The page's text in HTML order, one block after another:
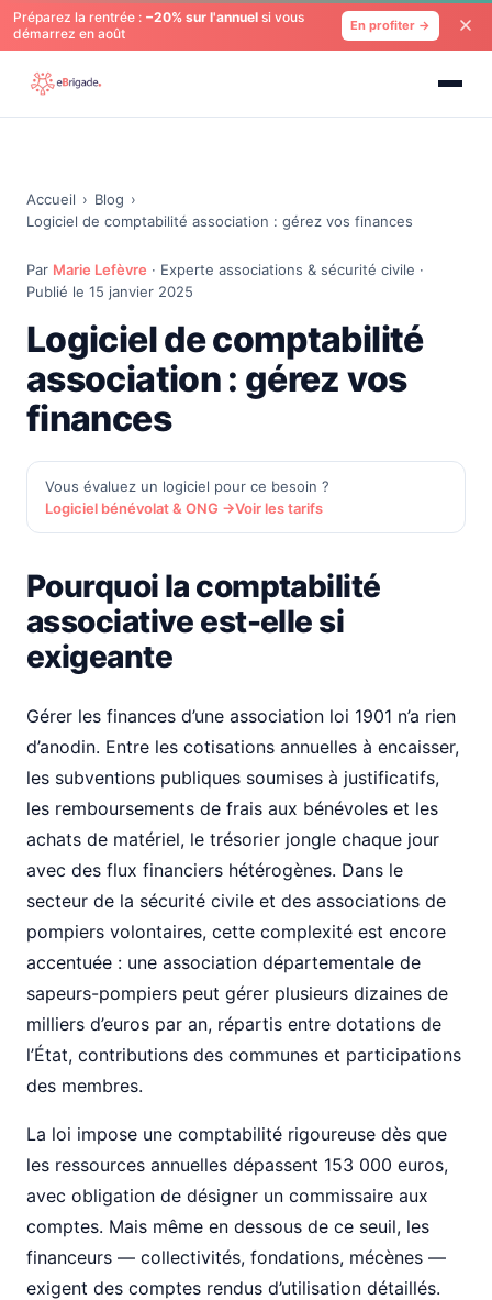
Préparez la rentrée : −20% sur l'annuel si vous
démarrez en août
En profiter →
Accueil › Blog ›
Logiciel de comptabilité association : gérez vos finances
Par Marie Lefèvre · Experte associations & sécurité civile ·
Publié le 15 janvier 2025
Logiciel de comptabilité
association : gérez vos
finances
Vous évaluez un logiciel pour ce besoin ?
Logiciel bénévolat & ONG →Voir les tarifs
Pourquoi la comptabilité
associative est-elle si
exigeante
Gérer les finances d’une association loi 1901 n’a rien
d’anodin. Entre les cotisations annuelles à encaisser,
les subventions publiques soumises à justificatifs,
les remboursements de frais aux bénévoles et les
achats de matériel, le trésorier jongle chaque jour
avec des flux financiers hétérogènes. Dans le
secteur de la sécurité civile et des associations de
pompiers volontaires, cette complexité est encore
accentuée : une association départementale de
sapeurs-pompiers peut gérer plusieurs dizaines de
milliers d’euros par an, répartis entre dotations de
l’État, contributions des communes et participations
des membres.
La loi impose une comptabilité rigoureuse dès que
les ressources annuelles dépassent 153 000 euros,
avec obligation de désigner un commissaire aux
comptes. Mais même en dessous de ce seuil, les
financeurs — collectivités, fondations, mécènes —
exigent des comptes rendus d’utilisation détaillés.